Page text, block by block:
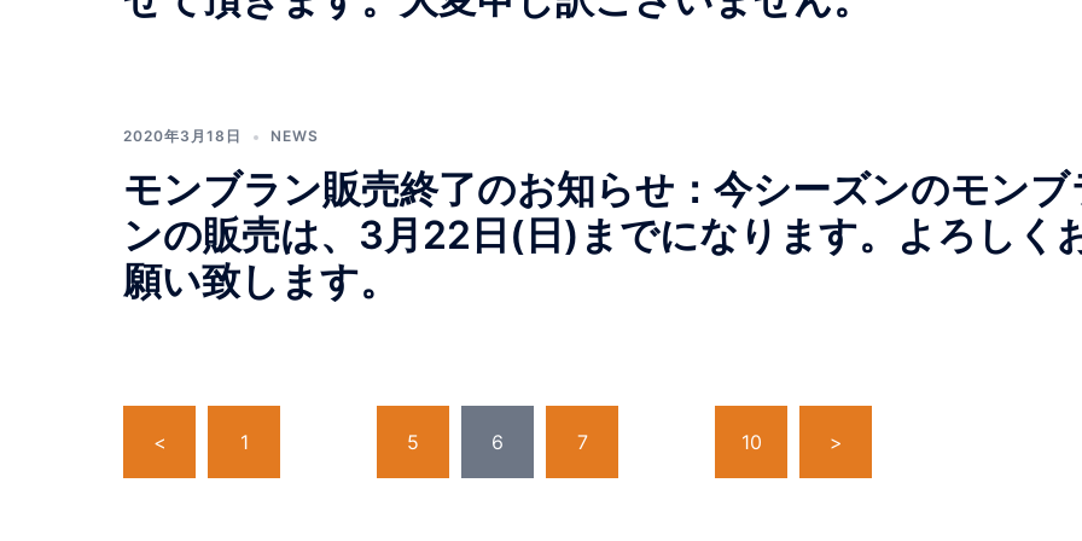
2020年3月18日 NEWS
モンブラン販売終了のお知らせ：今シーズンのモンブ
ンの販売は、3月22日(日)までになります。よろしく
願い致します。
投
稿
< 1 5 6 7 10 >